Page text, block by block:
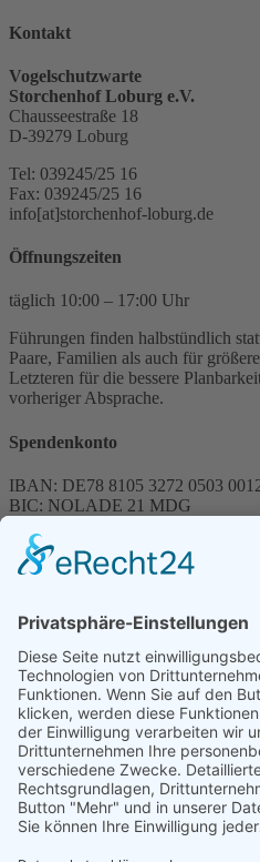
Kontakt
Vogelschutzwarte
Storchenhof Loburg e.V.
Chausseestraße 18
D-39279 Loburg
Tel: 039245/25 16
Fax: 039245/25 16
info[at]storchenhof-loburg.de
Öffnungszeiten
täglich 10:00 – 17:00 Uhr
Führungen finden halbstündlich
Paare, Familien als auch für
Letzteren für die bessere
vorheriger Absprache.
Spendenkonto
IBAN: DE78 8105 3272 0503
BIC: NOLADE 21 MDG
Spenden können steuerlich
Förderung
© 1987 – 2025
Storchenhof Loburg e.V.
Alle Rechte vorbehalten.
Cookie-Einstellungen
Navigation überspringen
Impressum